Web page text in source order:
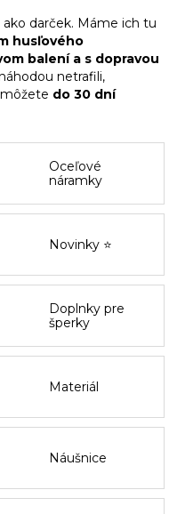
darček. Máme ich tu
husľového
balení a s dopravou
netrafili,
do 30 dní
Oceľové
náramky
Novinky ⭐
Doplnky pre
šperky
Materiál
Náušnice